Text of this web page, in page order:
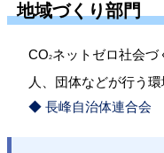
地域づくり部門
CO2ネットゼロ社会づ
人、団体などが行う
◆ 長峰自治体連合会